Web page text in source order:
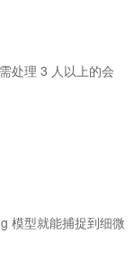
处理 3 人以上的会
模型就能捕捉到细微